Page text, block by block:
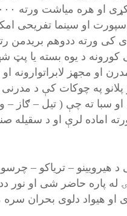
او سینما تفریحی
کی ورته ددوهم بریدمن
کورونه د یوه بسته یا
او مجهز لابراتوارونه
په چوکات کې د مدرنی
او سبا ته چې ( تیل – ګاز
اماده لرې او د سقیله
د هیرویینو – تریاکو –
له پاره حاضر شی او نور
او هیواد دلوی بحران